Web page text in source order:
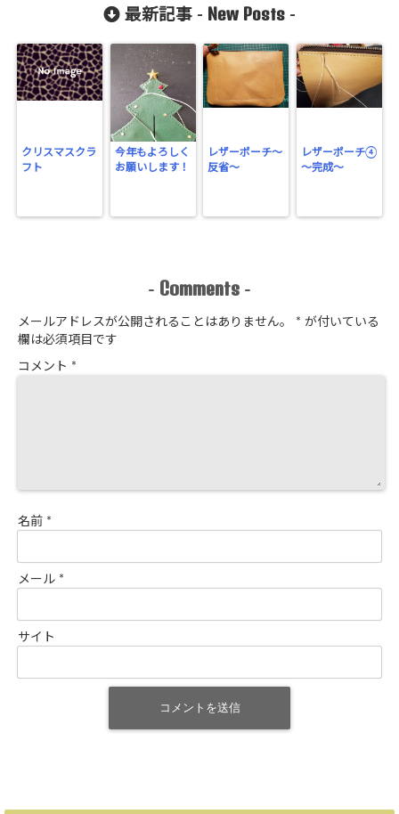
最新記事 - New Posts -
クリスマスクラ
フト
今年もよろしく
お願いします！
レザーポーチ～
反省～
レザーポーチ④
～完成～
- Comments -
メールアドレスが公開されることはありません。 * が付いている
欄は必須項目です
コメント *
名前 *
メール *
サイト